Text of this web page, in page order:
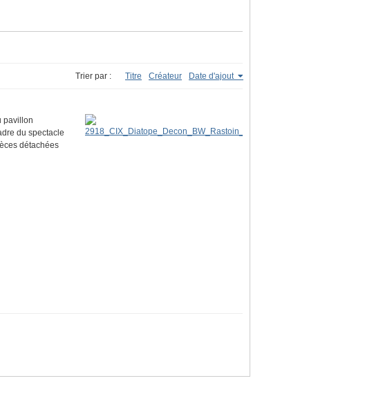
Trier par : Titre Créateur Date d'ajout
pavillon
du spectacle
détachées